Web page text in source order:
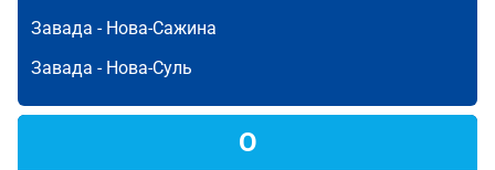
Завада - Нова-Сажина
Завада - Нова-Суль
О